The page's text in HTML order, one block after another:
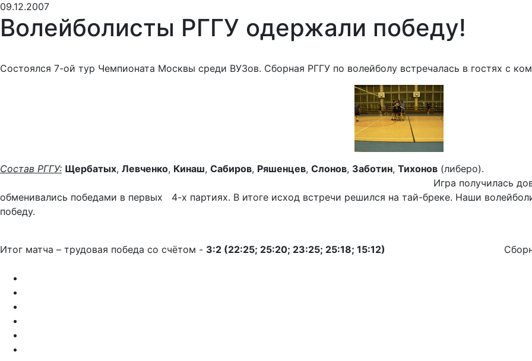
09.12.2007
Волейболисты РГГУ одержали победу!
Состоялся 7-ой тур Чемпионата Москвы среди ВУЗов. Сборная РГГУ по волейболу встречалась в гостях с
Состав РГГУ: Щербатых, Левченко, Кинаш, Сабиров, Ряшенцев, Слонов, Заботин, Тихонов (либеро).
Игра получилась довольно напряжённой.
обменивались победами в первых 4-х партиях. В итоге исход встречи решился на тай-бреке. Наши
победу.
Итог матча – трудовая победа со счётом - 3:2 (22:25; 25:20; 23:25; 25:18; 15:12)